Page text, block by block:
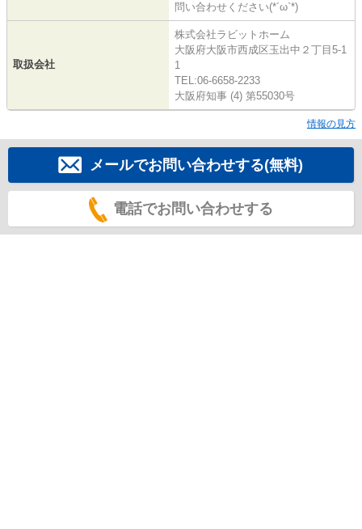
問い合わせください(*´ω`*)
取扱会社
株式会社ラビットホーム
大阪府大阪市西成区玉出中２丁目5-1
1
TEL:06-6658-2233
大阪府知事 (4) 第55030号
情報の見方
メールでお問い合わせする(無料)
電話でお問い合わせする